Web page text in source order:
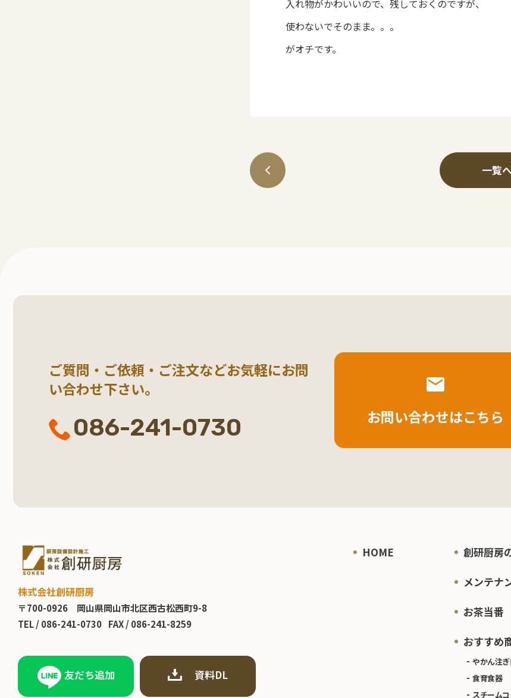
入れ物がかわいいので、残しておくのですが、
使わないでそのまま。。。
がオチです。
一覧
ご質問・ご依頼・ご注文などお気軽にお問
い合わせ下さい。
086-241-0730 お問い合わせはこちら
HOME
創研厨房
メンテナ
お茶当番
おすすめ
やかん注
食育食器
スチーム
株式会社創研厨房
〒700-0926 岡山県岡山市北区西古松西町9-8
TEL /086-241-0730 FAX / 086-241-8259
友だち追加 資料DL